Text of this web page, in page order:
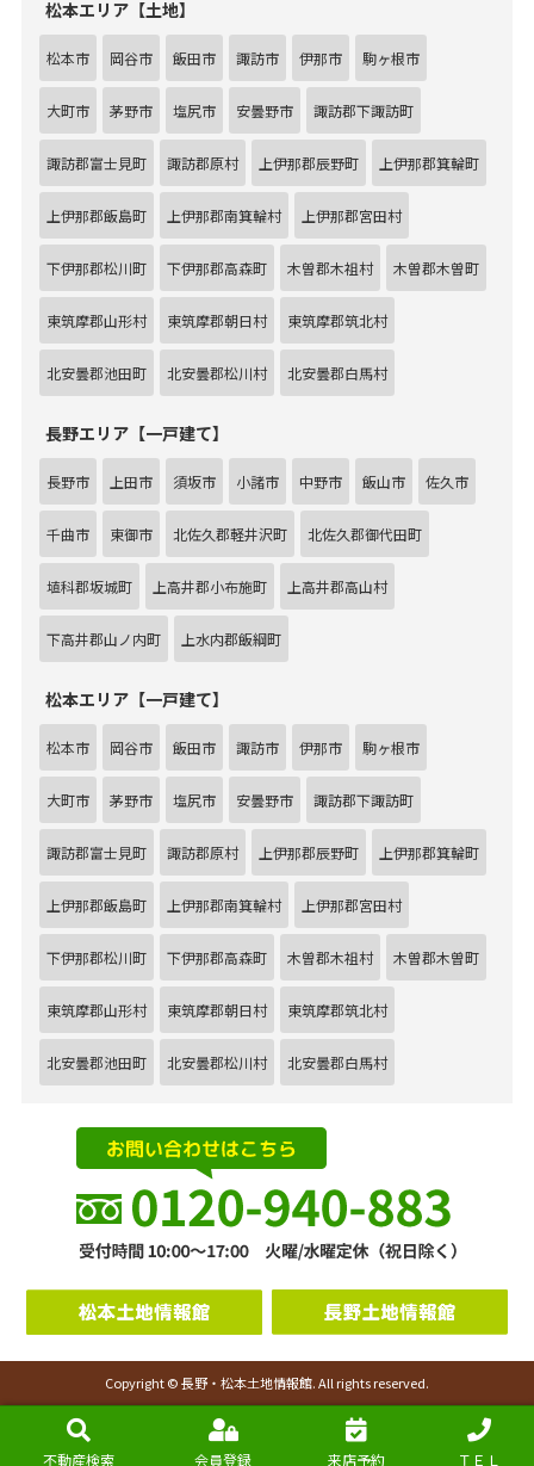
不動産検索 会員登録 来店予約 ＴＥＬ
松本エリア【土地】
松本市 岡谷市 飯田市 諏訪市 伊那市 駒ヶ根市
大町市 茅野市 塩尻市 安曇野市 諏訪郡下諏訪町
諏訪郡富士見町 諏訪郡原村 上伊那郡辰野町 上伊那郡箕輪町
上伊那郡飯島町 上伊那郡南箕輪村 上伊那郡宮田村
下伊那郡松川町 下伊那郡高森町 木曽郡木祖村 木曽郡木曽町
東筑摩郡山形村 東筑摩郡朝日村 東筑摩郡筑北村
北安曇郡池田町 北安曇郡松川村 北安曇郡白馬村
長野エリア【一戸建て】
長野市 上田市 須坂市 小諸市 中野市 飯山市 佐久市
千曲市 東御市 北佐久郡軽井沢町 北佐久郡御代田町
埴科郡坂城町 上高井郡小布施町 上高井郡高山村
下高井郡山ノ内町 上水内郡飯綱町
松本エリア【一戸建て】
松本市 岡谷市 飯田市 諏訪市 伊那市 駒ヶ根市
大町市 茅野市 塩尻市 安曇野市 諏訪郡下諏訪町
諏訪郡富士見町 諏訪郡原村 上伊那郡辰野町 上伊那郡箕輪町
上伊那郡飯島町 上伊那郡南箕輪村 上伊那郡宮田村
下伊那郡松川町 下伊那郡高森町 木曽郡木祖村 木曽郡木曽町
東筑摩郡山形村 東筑摩郡朝日村 東筑摩郡筑北村
北安曇郡池田町 北安曇郡松川村 北安曇郡白馬村
Copyright © 長野・松本土地情報館. All rights reserved.